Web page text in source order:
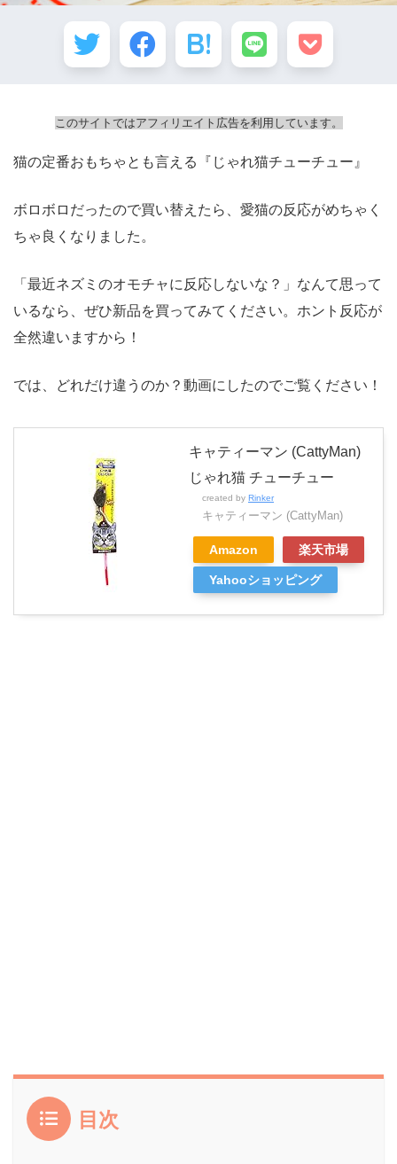
このサイトではアフィリエイト広告を利用しています。
猫の定番おもちゃとも言える『じゃれ猫チューチュー』
ボロボロだったので買い替えたら、愛猫の反応がめちゃく
ちゃ良くなりました。
「最近ネズミのオモチャに反応しないな？」なんて思って
いるなら、ぜひ新品を買ってみてください。ホント反応が
全然違いますから！
では、どれだけ違うのか？動画にしたのでご覧ください！
キャティーマン (CattyMan)
じゃれ猫 チューチュー
created by Rinker
キャティーマン (CattyMan)
Amazon 楽天市場
Yahooショッピング
目次